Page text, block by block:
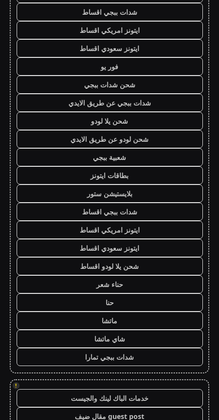
شدات ببجي اقساط
ايتونز امريكي اقساط
ايتونز سعودي اقساط
فور يو
شحن شدات ببجي
شدات ببجي عن طريق الايدي
شحن يلا لودو
شحن لودو عن طريق الايدي
شعبية ببجي
بطاقات ايتونز
بلايستيشن ستور
شدات ببجي اقساط
ايتونز امريكي اقساط
ايتونز سعودي اقساط
شحن يلا لودو اقساط
حناء شعر
حنا
ماتشا
شاي ماتشا
شدات ببجي تمارا
!
خدمات الباك لينك والجيست
guest post مقال ضيف